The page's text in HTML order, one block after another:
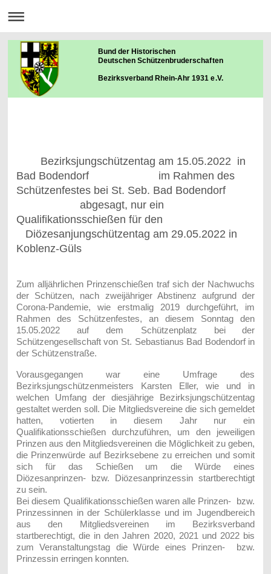
Bund der Historischen
Deutschen Schützenbruderschaften
Bezirksverband Rhein-Ahr 1931 e.V.
Bezirksjungschützentag am 15.05.2022 in
Bad Bodendorf im Rahmen des
Schützenfestes bei St. Seb. Bad Bodendorf
abgesagt, nur ein
Qualifikationsschießen für den
Diözesanjungschützentag am 29.05.2022 in
Koblenz-Güls
Zum alljährlichen Prinzenschießen traf sich der Nachwuchs
der Schützen, nach zweijähriger Abstinenz aufgrund der
Corona-Pandemie, wie erstmalig 2019 durchgeführt, im
Rahmen des Schützenfestes, an diesem Sonntag den
15.05.2022 auf dem Schützenplatz bei
der
Schützengesellschaft von St. Sebastianus Bad Bodendorf in
der Schützenstraße.
Vorausgegangen war eine Umfrage des
Bezirksjungschützenmeisters Karsten Eller, wie und in
welchen Umfang der diesjährige Bezirksjungschützentag
gestaltet werden soll. Die Mitgliedsvereine die sich gemeldet
hatten, votierten in diesem Jahr nur ein
Qualifikationsschießen durchzuführen, um den jeweiligen
Prinzen aus den Mitgliedsvereinen die Möglichkeit zu geben,
die Prinzenwürde auf Bezirksebene zu erreichen und somit
sich für das Schießen um die Würde eines
Diözesanprinzen- bzw. Diözesanprinzessin startberechtigt
zu sein.
Bei diesem Qualifikationsschießen waren alle Prinzen- bzw.
Prinzessinnen in der Schülerklasse und im Jugendbereich
aus den Mitgliedsvereinen im Bezirksverband
startberechtigt, die in den Jahren 2020, 2021 und 2022 bis
zum Veranstaltungstag die Würde eines Prinzen- bzw.
Prinzessin erringen konnten.